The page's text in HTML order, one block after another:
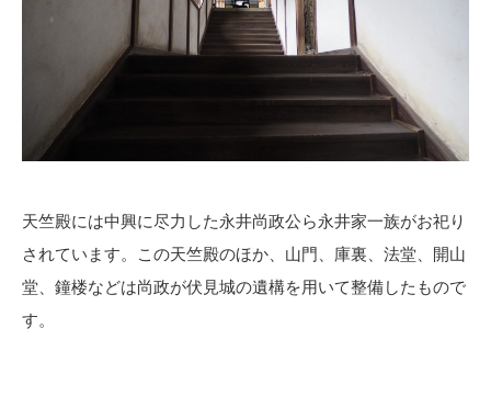
天竺殿には中興に尽力した永井尚政公ら永井家一族がお祀り
されています。この天竺殿のほか、山門、庫裏、法堂、開山
堂、鐘楼などは尚政が伏見城の遺構を用いて整備したもので
す。